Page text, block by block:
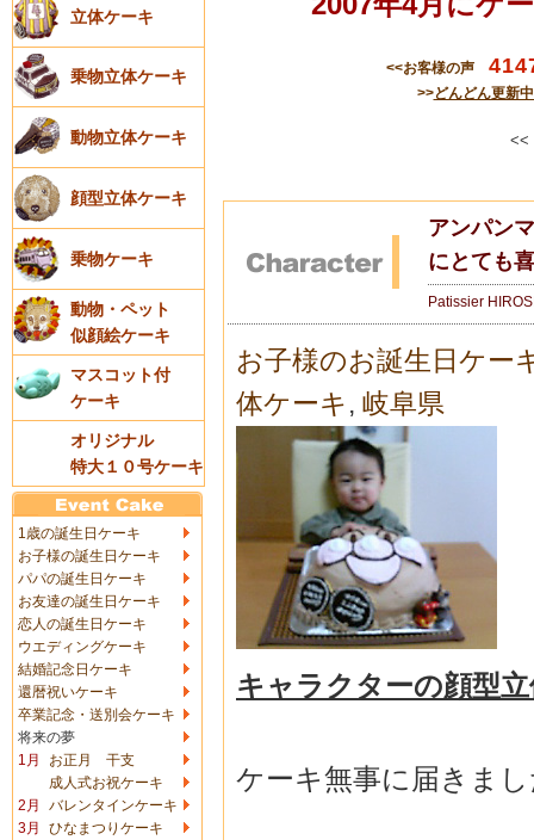
立体ケーキ
乗物立体ケーキ
動物立体ケーキ
顔型立体ケーキ
乗物ケーキ
動物・ペット
似顔絵ケーキ
マスコット付
ケーキ
オリジナル
特大１０号ケーキ
1歳の誕生日ケーキ
お子様の誕生日ケーキ
パパの誕生日ケーキ
お友達の誕生日ケーキ
恋人の誕生日ケーキ
ウエディングケーキ
結婚記念日ケーキ
還暦祝いケーキ
卒業記念・送別会ケーキ
将来の夢
1月
お正月 干支
成人式お祝ケーキ
2月
バレンタインケーキ
3月
ひなまつりケーキ
<<お客様の声
>>どんどん更新
<<
アンパン
にとても
Patissier
お子様のお誕生日ケー
体ケーキ , 岐阜県
キャラクターの顔型
ケーキ無事に届きま